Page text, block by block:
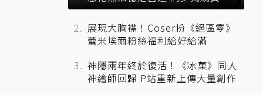
來去向
展現大胸襟！Coser扮《絕區零》
蕾米埃爾粉絲福利給好給滿
神隱兩年終於復活！《冰菓》同人
神繪師回歸 P站重新上傳大量創作